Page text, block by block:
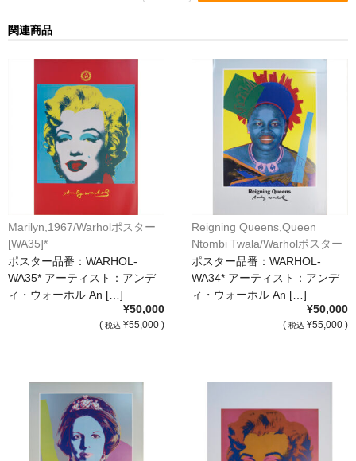
お買物ガイド
額縁の仕様
支払方法・送料・納期
よくあるご質問
FAX専用ご注文用紙
お問い合わせフォーム
メンバー
For overseas customers
会社案内
サイトマップ
関連商品
Marilyn,1967/Warholポスター
[WA35]*
ポスター品番：WARHOL-
WA35* アーティスト：アンデ
ィ・ウォーホル An […]
¥50,000
( 税込 ¥55,000 )
Reigning Queens,Queen
Ntombi Twala/Warholポスター
[WA34]*
ポスター品番：WARHOL-
WA34* アーティスト：アンデ
ィ・ウォーホル An […]
¥50,000
( 税込 ¥55,000 )